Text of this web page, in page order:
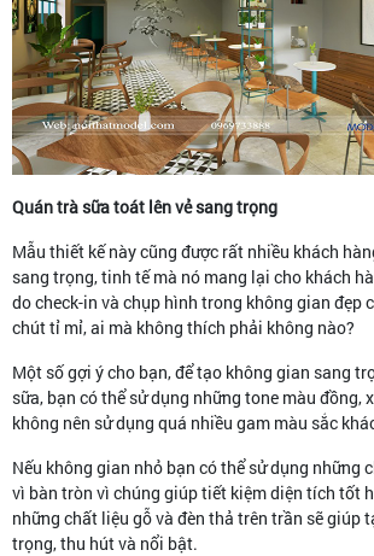
Quán trà sữa toát lên vẻ sang trọng
Mẫu thiết kế này cũng được rất nhiều khách
sang trọng, tinh tế mà nó mang lại cho khách
do check-in và chụp hình trong không gian đẹp
chút tỉ mỉ, ai mà không thích phải không nào?
Một số gợi ý cho bạn, để tạo không gian sang
sữa, bạn có thể sử dụng những tone màu đồng,
không nên sử dụng quá nhiều gam màu sắc
Nếu không gian nhỏ bạn có thể sử dụng những
vì bàn tròn vì chúng giúp tiết kiệm diện tích tốt
những chất liệu gỗ và đèn thả trên trần sẽ giúp
trọng, thu hút và nổi bật.